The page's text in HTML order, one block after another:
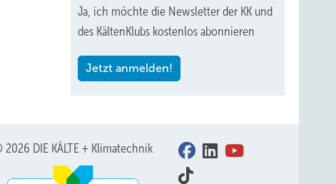
Ja, ich möchte die Newsletter der KK und
des KältenKlubs kostenlos abonnieren
Jetzt anmelden!
2026 DIE KÄLTE + Klimatechnik